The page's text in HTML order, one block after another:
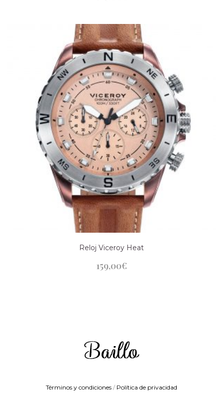
Reloj Viceroy Heat
159,00€
Términos y condiciones / Política de privacidad